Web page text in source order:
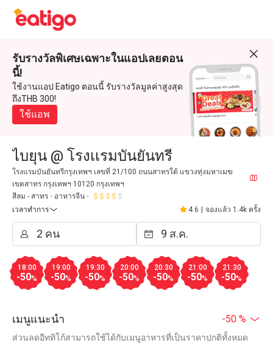
รับรางวัลพิเศษเฉพาะในแอปเลยตอน
นี้!
ใช้งานแอป Eatigo ตอนนี้ รับรางวัลมูลค่าสูงสุด
ถึงTHB 300!
ใช้แอพ
ไบยุน @ โรงเเรมบันยันทรี
โรงแรมบันยันทรีกรุงเทพฯ เลขที่ 21/100 ถนนสาทรใต้ แขวงทุ่งมหาเมฆ
เขตสาทร กรุงเทพฯ 10120 กรุงเทพฯ
สีลม - สาทร
อาหารจีน
เวลาทำการ
4.6 จองแล้ว 1.4k ครั้ง
18:00
-50%
19:00
-50%
19:30
-50%
20:00
-50%
20:30
-50%
21:00
-50%
21:30
-50%
เมนูแนะนำ -50 %
ส่วนลดอีททิโก้สามารถใช้ได้กับเมนูอาหารที่เป็นราคาปกติทั้งหมด